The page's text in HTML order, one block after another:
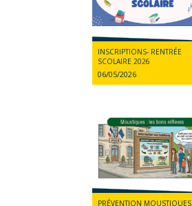
INSCRIPTIONS- RENTRÉE
SCOLAIRE 2026
06/05/2026
PRÉVENTION MOUSTIQUES